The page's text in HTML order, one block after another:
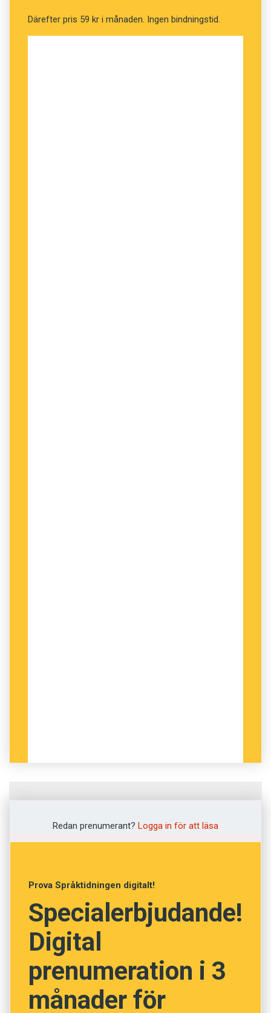
Därefter pris 59 kr i månaden. Ingen bindningstid.
Approximativ
Felaktig
Grundlig
Ungefärlig
Avlägsen
Upprepad
Redan prenumerant? Logga in för att läsa
Prova Språktidningen digitalt!
Specialerbjudande!
Digital
prenumeration i 3
månader för